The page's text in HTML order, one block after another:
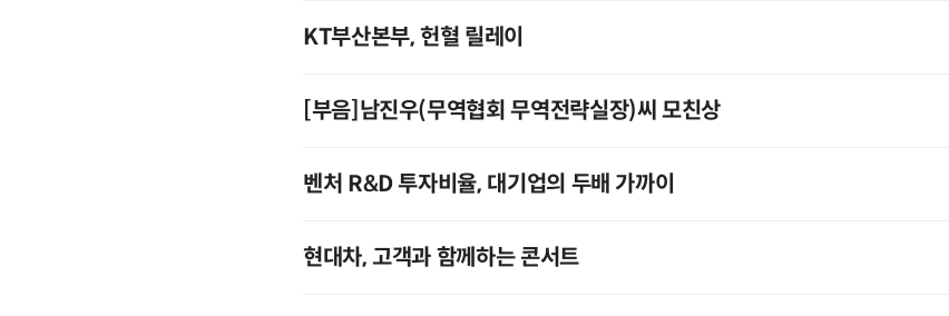
KT부산본부, 헌혈 릴레이
[부음]남진우(무역협회 무역전략실장)씨 모친상
벤처 R&D 투자비율, 대기업의 두배 가까이
현대차, 고객과 함께하는 콘서트